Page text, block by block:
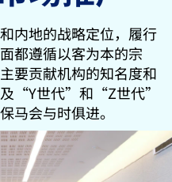
内地的战略定位，履行
都遵循以客为本的宗
要贡献机构的知名度和
及“Y世代”和“Z世代”
马会与时俱进。